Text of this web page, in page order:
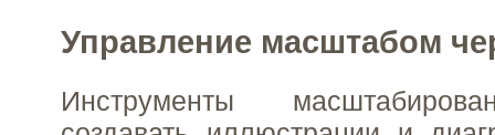
Управление масштабом
Инструменты